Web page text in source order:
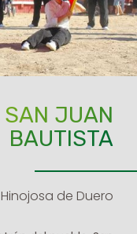
SAN JUAN
BAUTISTA
Hinojosa de Duero